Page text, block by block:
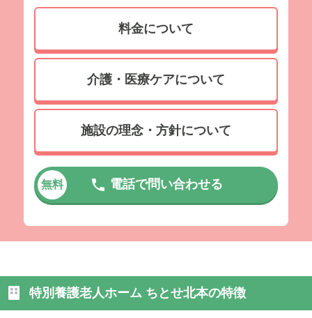
料金について
介護・医療ケアについて
施設の理念・方針について
無料 電話で問い合わせる
特別養護老人ホーム ちとせ北本の特徴